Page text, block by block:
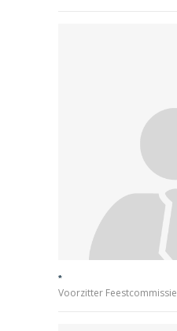
*
Voorzitter Feestcommissie